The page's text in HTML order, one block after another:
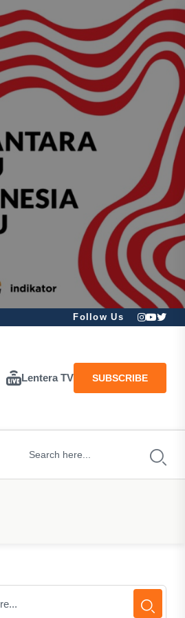
Follow Us
Lentera TV SUBSCRIBE